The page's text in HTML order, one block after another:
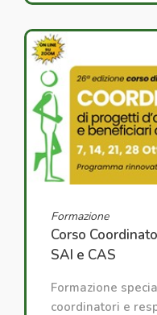
Formazione
Corso
SAI e CAS
Formazione
coordinatori e